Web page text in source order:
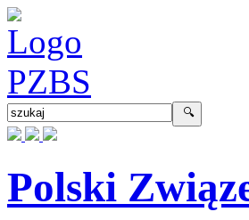
Polski